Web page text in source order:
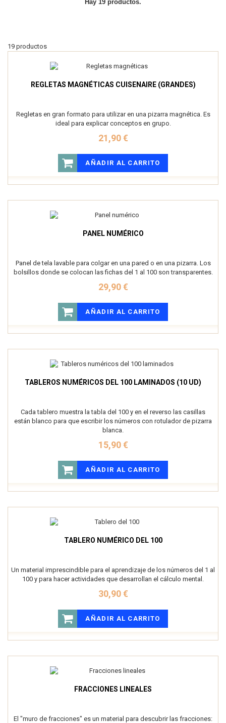
Hay 19 productos.
19 productos
REGLETAS MAGNÉTICAS CUISENAIRE (GRANDES)
Regletas en gran formato para utilizar en una pizarra magnética. Es
ideal para explicar conceptos en grupo.
21,90 €
AÑADIR AL CARRITO
PANEL NUMÉRICO
Panel de tela lavable para colgar en una pared o en una pizarra. Los
bolsillos donde se colocan las fichas del 1 al 100 son transparentes.
29,90 €
AÑADIR AL CARRITO
TABLEROS NUMÉRICOS DEL 100 LAMINADOS (10 UD)
Cada tablero muestra la tabla del 100 y en el reverso las casillas
están blanco para que escribir los números con rotulador de pizarra
blanca.
15,90 €
AÑADIR AL CARRITO
TABLERO NUMÉRICO DEL 100
Un material imprescindible para el aprendizaje de los números del 1 al
100 y para hacer actividades que desarrollan el cálculo mental.
30,90 €
AÑADIR AL CARRITO
FRACCIONES LINEALES
El "muro de fracciones" es un material para descubrir las fracciones: